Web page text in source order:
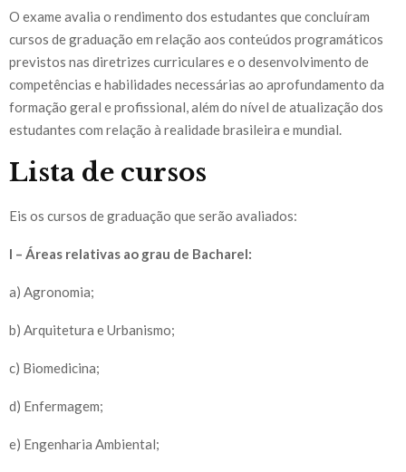
O exame avalia o rendimento dos estudantes que concluíram
cursos de graduação em relação aos conteúdos programáticos
previstos nas diretrizes curriculares e o desenvolvimento de
competências e habilidades necessárias ao aprofundamento da
formação geral e profissional, além do nível de atualização dos
estudantes com relação à realidade brasileira e mundial.
Lista de cursos
Eis os cursos de graduação que serão avaliados:
I – Áreas relativas ao grau de Bacharel:
a) Agronomia;
b) Arquitetura e Urbanismo;
c) Biomedicina;
d) Enfermagem;
e) Engenharia Ambiental;